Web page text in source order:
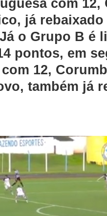
com 12,
já
o Grupo B é
pontos, em
12,
também já